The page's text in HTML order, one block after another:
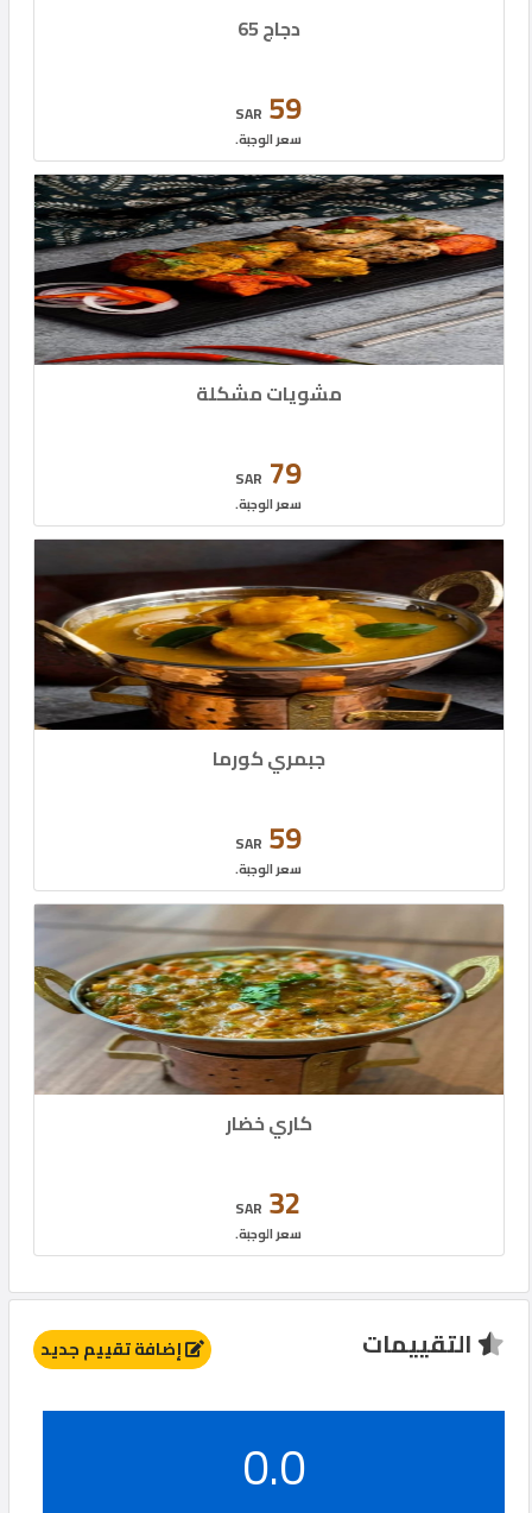
دجاج 65
59
SAR
سعر الوجبة.
مشويات مشكلة
79
SAR
سعر الوجبة.
جبمري كورما
59
SAR
سعر الوجبة.
كاري خضار
32
SAR
سعر الوجبة.
التقييمات إضافة تقييم جديد
0.0